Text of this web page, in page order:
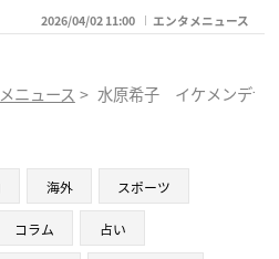
2026/04/02 11:00 エンタメニュース
ニュース > 水原希子 イケメンデザ
海外 スポーツ
コラム 占い